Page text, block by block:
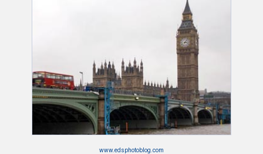
www.edsphotoblog.com